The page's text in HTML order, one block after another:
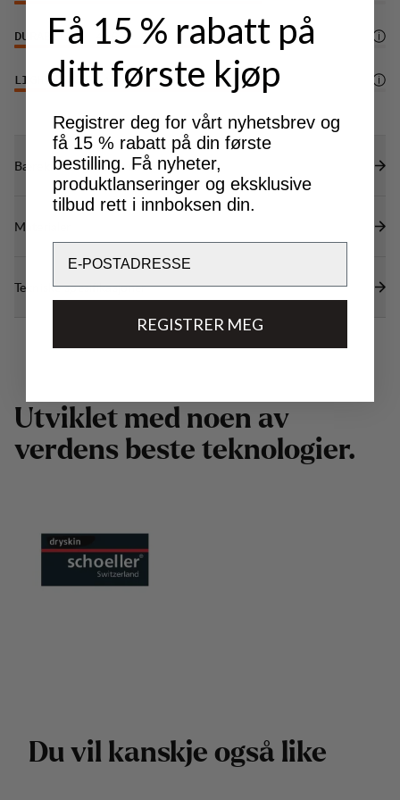
DURABILITY /6
LIGHTWEIGHT /6
Bærekraftsegenskaper
Materialer
Tekniske spesifikasjoner
Utviklet med noen av
verdens beste teknologier.
Du vil kanskje også like
Få 15 % rabatt på
ditt første kjøp
Registrer deg for vårt nyhetsbrev og
få 15 % rabatt på din første
bestilling. Få nyheter,
produktlanseringer og eksklusive
tilbud rett i innboksen din.
REGISTRER MEG